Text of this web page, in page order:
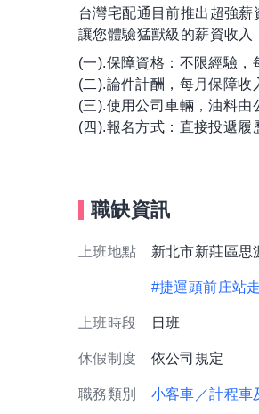
台灣宅配通目前推出超強
讓您體驗猛獸級的薪資收入
(一).保障資格：不限經驗
(二).論件計酬，每月保障
(三).使用公司車輛，油料由
(四).報名方式：直接投遞
職缺資訊
上班地點 新北市新莊區思
#捷運頭前庄站
上班時段 日班
休假制度 依公司規定
職務類別 小客車／計程車